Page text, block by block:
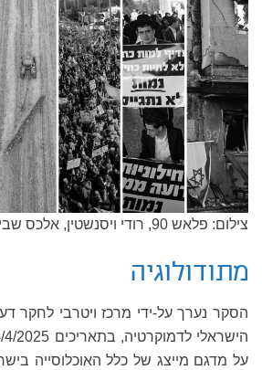
צילום: פלאש 90, רודי ויסנשטין, אלכס שביט
מתודולוגיה
הסקר נערך על-ידי מרכז ויטרבי לחקר